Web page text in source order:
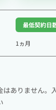
最低契約日
1ヵ月
ありません。